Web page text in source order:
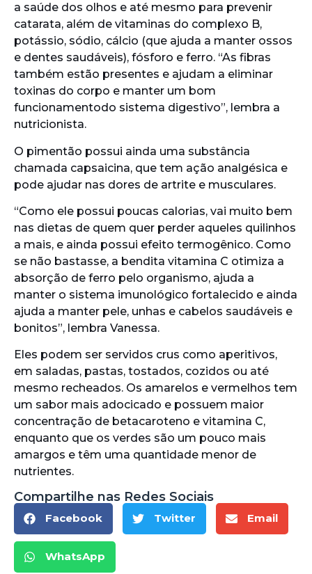
a saúde dos olhos e até mesmo para prevenir
catarata, além de vitaminas do complexo B,
potássio, sódio, cálcio (que ajuda a manter ossos
e dentes saudáveis), fósforo e ferro. “As fibras
também estão presentes e ajudam a eliminar
toxinas do corpo e manter um bom
funcionamentodo sistema digestivo”, lembra a
nutricionista.
O pimentão possui ainda uma substância
chamada capsaicina, que tem ação analgésica e
pode ajudar nas dores de artrite e musculares.
“Como ele possui poucas calorias, vai muito bem
nas dietas de quem quer perder aqueles quilinhos
a mais, e ainda possui efeito termogênico. Como
se não bastasse, a bendita vitamina C otimiza a
absorção de ferro pelo organismo, ajuda a
manter o sistema imunológico fortalecido e ainda
ajuda a manter pele, unhas e cabelos saudáveis e
bonitos”, lembra Vanessa.
Eles podem ser servidos crus como aperitivos,
em saladas, pastas, tostados, cozidos ou até
mesmo recheados. Os amarelos e vermelhos tem
um sabor mais adocicado e possuem maior
concentração de betacaroteno e vitamina C,
enquanto que os verdes são um pouco mais
amargos e têm uma quantidade menor de
nutrientes.
Compartilhe nas Redes Sociais
Facebook Twitter Email
WhatsApp